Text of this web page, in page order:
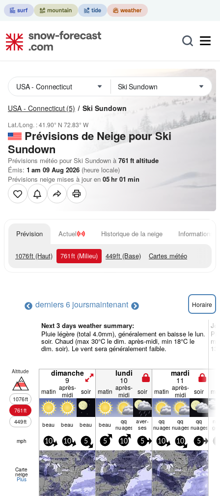
USA - Connecticut (5) Ski Sundown
Lat./Long. :41.90° N 72.83° W
Prévisions de Neige pour Ski
Sundown
Prévisions météo pour Ski Sundown à 761 ft altitude
Émis: 1 am 09 Aug 2026 (heure locale)
Prévisions neige mises à jour en 05hr 01 min
Prévision Actuel Historique de la neige Informations
1076ft (Haut) 761ft (Milieu) 449ft (Base) Cartes météo
derniers 6 joursmaintenant Horaire
Next 3 days weather summary:
Pluie légère (total 4.0mm), généralement en baisse le lun.
soir. Chaud (max 30°C le dim. après-midi, min 18°C le
dim. soir). Le vent sera généralement faible.
Altitude
1076ft
761ft
449ft
dimanche
9
lundi
10
mardi
11
matin après-
midi
soir matin après-
midi
soir matin après-
midi
soir
beau beau beau beau qq
nuages
aver­
ses
qq
nuages
qq
nuages
qq
nuages
mph 10 10 5 5 10 5 10 10 5
Carte
neige
Plus